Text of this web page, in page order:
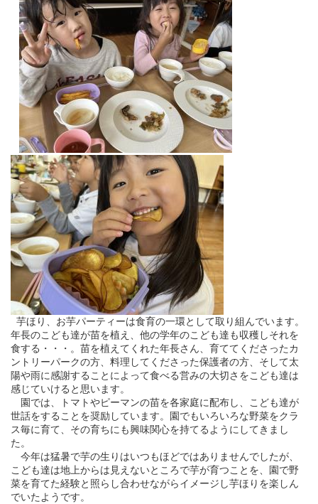
芋ほり、お芋パーティーは食育の一環として取り組んでいます。
年長のこども達が苗を植え、他の学年のこども達も収穫しそれを
食する・・・。苗を植えてくれた年長さん、育ててくださったカ
ントリーパークの方、料理してくださった保護者の方、そして太
陽や雨に感謝することによって食べる営みの大切さをこども達は
感じていけると思います。
園では、トマトやピーマンの苗を各家庭に配布し、こども達が
世話をすることを奨励しています。園でもいろいろな野菜をクラ
ス毎に育て、その育ちにも興味関心を持てるようにしてきまし
た。
今年は猛暑で芋の生りはいつもほどではありませんでしたが、
こども達は地上からは見えないところで芋が育つことを、園で野
菜を育てた経験と照らし合わせながらイメージし芋ほりを楽しん
でいたようです。